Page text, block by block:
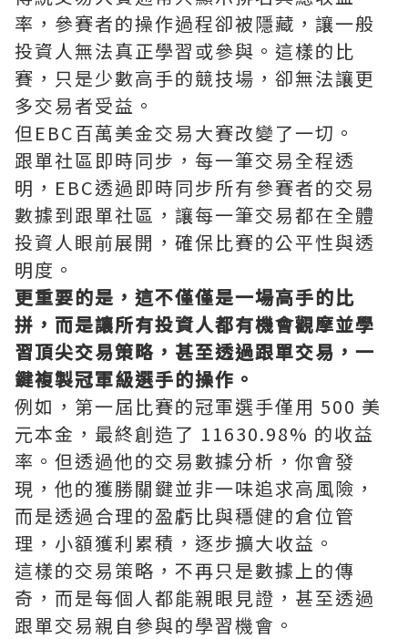
率，參賽者的操作過程卻被隱藏，讓一般
投資人無法真正學習或參與。這樣的比
賽，只是少數高手的競技場，卻無法讓更
多交易者受益。
但EBC百萬美金交易大賽改變了一切。
跟單社區即時同步，每一筆交易全程透
明，EBC透過即時同步所有參賽者的交易
數據到跟單社區，讓每一筆交易都在全體
投資人眼前展開，確保比賽的公平性與透
明度。
更重要的是，這不僅僅是一場高手的比
拼，而是讓所有投資人都有機會觀摩並學
習頂尖交易策略，甚至透過跟單交易，一
鍵複製冠軍級選手的操作。
例如，第一屆比賽的冠軍選手僅用 500 美
元本金，最終創造了 11630.98% 的收益
率。但透過他的交易數據分析，你會發
現，他的獲勝關鍵並非一味追求高風險，
而是透過合理的盈虧比與穩健的倉位管
理，小額獲利累積，逐步擴大收益。
這樣的交易策略，不再只是數據上的傳
奇，而是每個人都能親眼見證，甚至透過
跟單交易親自參與的學習機會。